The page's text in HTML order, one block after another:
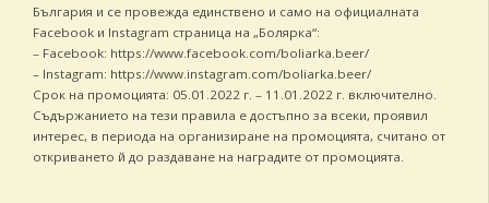
България и се провежда единствено и само на официалната
Facebook и Instagram страница на „Болярка“:
– Facebook: https://www.facebook.com/boliarka.beer/
– Instagram: https://www.instagram.com/boliarka.beer/
Срок на промоцията: 05.01.2022 г. – 11.01.2022 г. включително.
Съдържанието на тези правила е достъпно за всеки, проявил
интерес, в периода на организиране на промоцията, считано от
откриването й до раздаване на наградите от промоцията.